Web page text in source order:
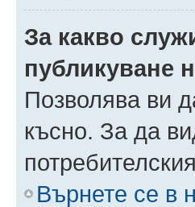
За какво
публикуване
Позволява ви
късно. За да
Върнете се в